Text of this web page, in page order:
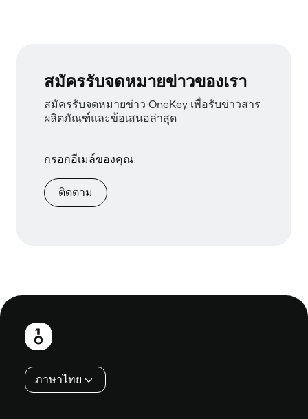
สมัครรับจดหมายข่าวของเรา
สมัครรับจดหมายข่าว OneKey เพื่อรับข่าวสาร
ผลิตภัณฑ์และข้อเสนอล่าสุด
ติดตาม
ส่วน
ท้าย
ภาษาไทย